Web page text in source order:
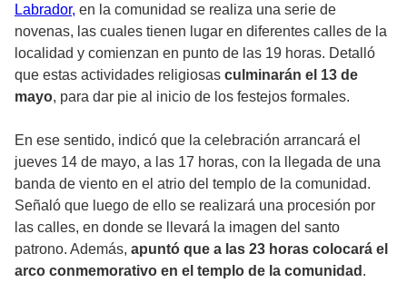
Labrador, en la comunidad se realiza una serie de
novenas, las cuales tienen lugar en diferentes calles de la
localidad y comienzan en punto de las 19 horas. Detalló
que estas actividades religiosas culminarán el 13 de
mayo, para dar pie al inicio de los festejos formales.
En ese sentido, indicó que la celebración arrancará el
jueves 14 de mayo, a las 17 horas, con la llegada de una
banda de viento en el atrio del templo de la comunidad.
Señaló que luego de ello se realizará una procesión por
las calles, en donde se llevará la imagen del santo
patrono. Además, apuntó que a las 23 horas colocará el
arco conmemorativo en el templo de la comunidad .